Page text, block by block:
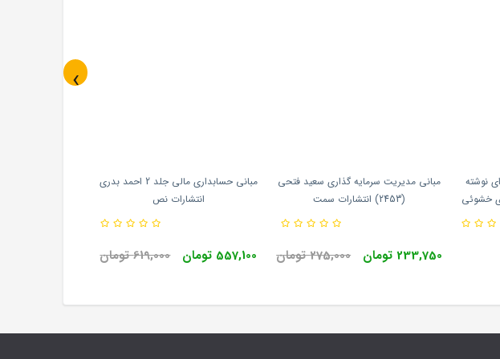
ای نوشته
خشوئی
مبانی مدیریت سرمایه گذاری سعید فتحی
(2453) انتشارات سمت
233,750 تومان 275,000 تومان
مبانی حسابداری مالی جلد 2 احمد بدری
انتشارات نص
557,100 تومان 619,000 تومان
‹